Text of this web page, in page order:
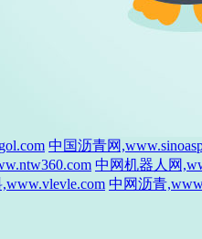
中国沥青网
中网机器人网
中网沥青